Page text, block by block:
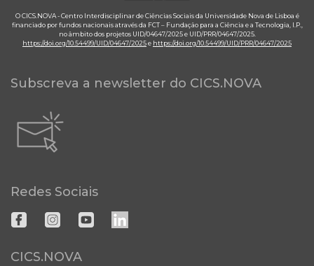
O CICS.NOVA - Centro Interdisciplinar de Ciências Sociais da Universidade Nova de Lisboa é
financiado por fundos nacionais através da FCT – Fundação para a Ciência e a Tecnologia, I.P.,
no âmbito dos projetos UID/04647/2025 e UID/PRR/04647/2025.
https://doi.org/10.54499/UID/04647/2025e https://doi.org/10.54499/UID/PRR/04647/2025
Subscreva a newsletter do CICS.NOVA
Redes Sociais
CICS.NOVA